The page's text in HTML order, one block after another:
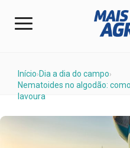
Início› Dia a dia do campo›
Nematoides no algodão:
lavoura